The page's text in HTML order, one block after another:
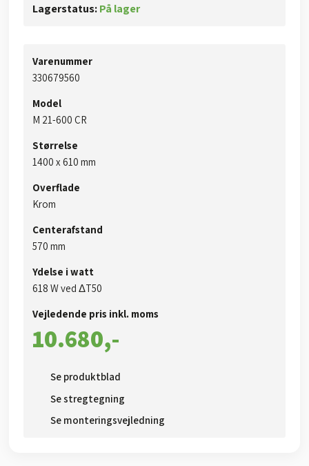
Lagerstatus:På lager
Varenummer
330679560
Model
M 21-600 CR
Størrelse
1400 x 610 mm
Overflade
Krom
Centerafstand
​​570 mm
Ydelse i watt
618 W ved ΔT50
Vejledende pris inkl. moms​
10.680,-​
Se produktblad​
Se stregtegning
Se monteringsvejledning